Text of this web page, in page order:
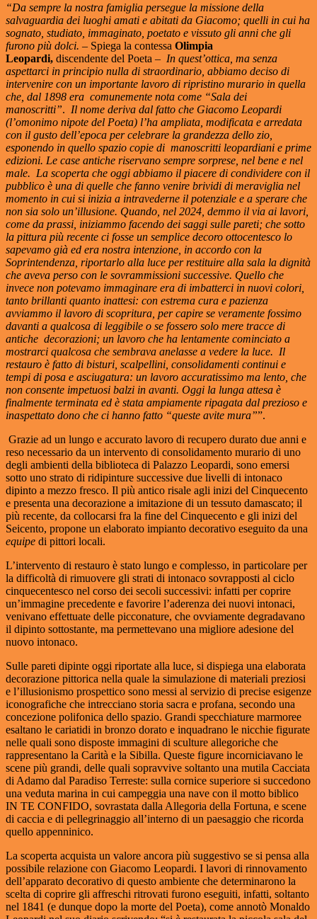
“Da sempre la nostra famiglia persegue la missione della
salvaguardia dei luoghi amati e abitati da Giacomo; quelli in cui ha
sognato, studiato, immaginato, poetato e vissuto gli anni che gli
furono più dolci. – Spiega la contessa Olimpia
Leopardi, discendente del Poeta – In quest’ottica, ma senza
aspettarci in principio nulla di straordinario, abbiamo deciso di
intervenire con un importante lavoro di ripristino murario in quella
che, dal 1898 era comunemente nota come “Sala dei
manoscritti”. Il nome deriva dal fatto che Giacomo Leopardi
(l’omonimo nipote del Poeta) l’ha ampliata, modificata e arredata
con il gusto dell’epoca per celebrare la grandezza dello zio,
esponendo in quello spazio copie di manoscritti leopardiani e prime
edizioni. Le case antiche riservano sempre sorprese, nel bene e nel
male. La scoperta che oggi abbiamo il piacere di condividere con il
pubblico è una di quelle che fanno venire brividi di meraviglia nel
momento in cui si inizia a intravederne il potenziale e a sperare che
non sia solo un’illusione. Quando, nel 2024, demmo il via ai lavori,
come da prassi, iniziammo facendo dei saggi sulle pareti; che sotto
la pittura più recente ci fosse un semplice decoro ottocentesco lo
sapevamo già ed era nostra intenzione, in accordo con la
Soprintendenza, riportarlo alla luce per restituire alla sala la dignità
che aveva perso con le sovrammissioni successive. Quello che
invece non potevamo immaginare era di imbatterci in nuovi colori,
tanto brillanti quanto inattesi: con estrema cura e pazienza
avviammo il lavoro di scopritura, per capire se veramente fossimo
davanti a qualcosa di leggibile o se fossero solo mere tracce di
antiche decorazioni; un lavoro che ha lentamente cominciato a
mostrarci qualcosa che sembrava anelasse a vedere la luce. Il
restauro è fatto di bisturi, scalpellini, consolidamenti continui e
tempi di posa e asciugatura: un lavoro accuratissimo ma lento, che
non consente impetuosi balzi in avanti. Oggi la lunga attesa è
finalmente terminata ed è stata ampiamente ripagata dal prezioso e
inaspettato dono che ci hanno fatto “queste avite mura””.
Grazie ad un lungo e accurato lavoro di recupero durato due anni e
reso necessario da un intervento di consolidamento murario di uno
degli ambienti della biblioteca di Palazzo Leopardi, sono emersi
sotto uno strato di ridipinture successive due livelli di intonaco
dipinto a mezzo fresco. Il più antico risale agli inizi del Cinquecento
e presenta una decorazione a imitazione di un tessuto damascato; il
più recente, da collocarsi fra la fine del Cinquecento e gli inizi del
Seicento, propone un elaborato impianto decorativo eseguito da una
equipe di pittori locali.
L’intervento di restauro è stato lungo e complesso, in particolare per
la difficoltà di rimuovere gli strati di intonaco sovrapposti al ciclo
cinquecentesco nel corso dei secoli successivi: infatti per coprire
un’immagine precedente e favorire l’aderenza dei nuovi intonaci,
venivano effettuate delle picconature, che ovviamente degradavano
il dipinto sottostante, ma permettevano una migliore adesione del
nuovo intonaco.
Sulle pareti dipinte oggi riportate alla luce, si dispiega una elaborata
decorazione pittorica nella quale la simulazione di materiali preziosi
e l’illusionismo prospettico sono messi al servizio di precise esigenze
iconografiche che intrecciano storia sacra e profana, secondo una
concezione polifonica dello spazio. Grandi specchiature marmoree
esaltano le cariatidi in bronzo dorato e inquadrano le nicchie figurate
nelle quali sono disposte immagini di sculture allegoriche che
rappresentano la Carità e la Sibilla. Queste figure incorniciavano le
scene più grandi, delle quali sopravvive soltanto una mutila Cacciata
di Adamo dal Paradiso Terreste: sulla cornice superiore si succedono
una veduta marina in cui campeggia una nave con il motto biblico
IN TE CONFIDO, sovrastata dalla Allegoria della Fortuna, e scene
di caccia e di pellegrinaggio all’interno di un paesaggio che ricorda
quello appenninico.
La scoperta acquista un valore ancora più suggestivo se si pensa alla
possibile relazione con Giacomo Leopardi. I lavori di rinnovamento
dell’apparato decorativo di questo ambiente che determinarono la
scelta di coprire gli affreschi ritrovati furono eseguiti, infatti, soltanto
nel 1841 (e dunque dopo la morte del Poeta), come annotò Monaldo